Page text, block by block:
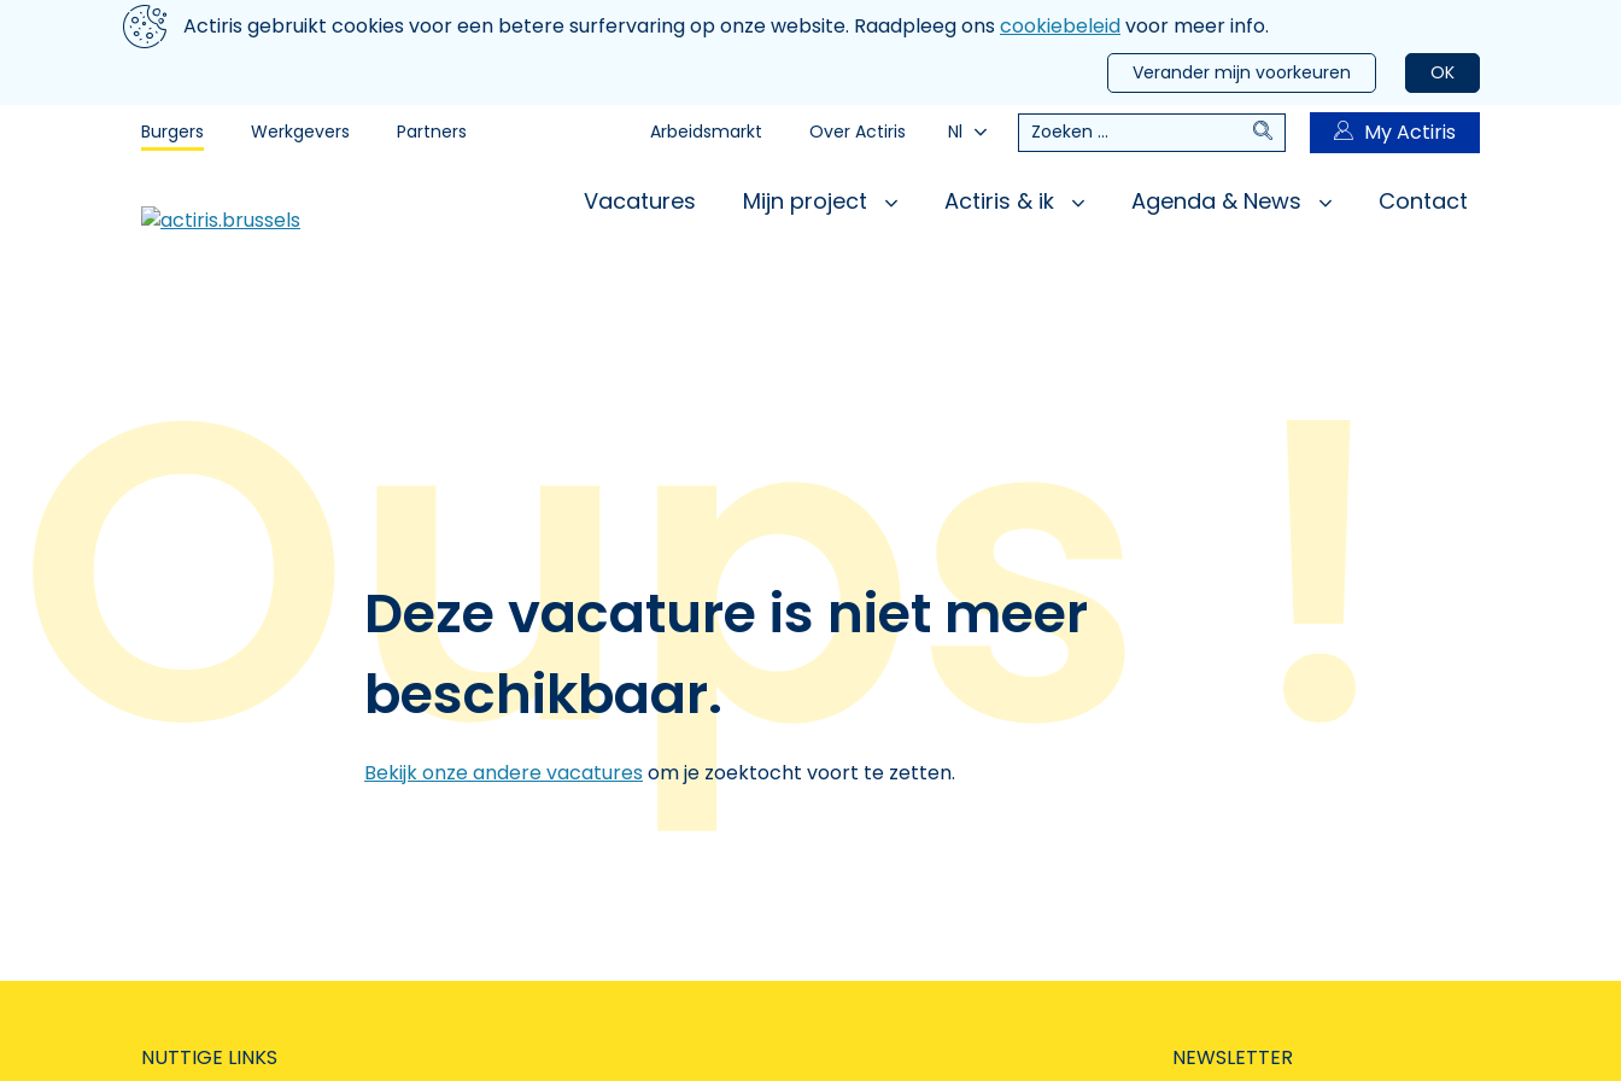
Aller au contenu principal
We gebruiken cookiesActiris gebruikt cookies voor een betere surfervaring op onze website. Raadpleeg onscookiebeleidvoor meer info.
OK
Verander mijn voorkeuren
Burgers Werkgevers Partners Arbeidsmarkt Over Actiris Nl Zoeken Zoeken My Actiris
Vacatures Mijn project Actiris & ik Agenda & News Contact
Deze vacature is niet meer
beschikbaar.
Bekijk onze andere vacaturesom je zoektocht voort te zetten.
NUTTIGE LINKS NEWSLETTER